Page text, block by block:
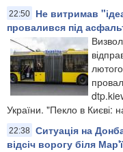
22:50
Не витримав
провалився під
України. "Пекло в Києві:
22:38 Ситуація на
відсіч ворогу біля